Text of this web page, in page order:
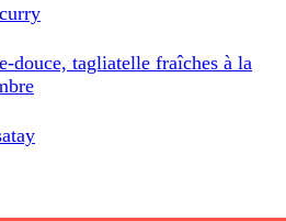
douce, tagliatelle fraîches à la